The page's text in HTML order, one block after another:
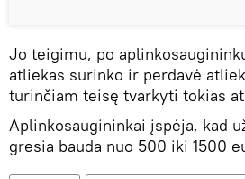
Jo teigimu, po
atliekas surinko ir perdavė
turinčiam teisę tvarkyti tokias
Aplinkosaugininkai įspėja, kad
gresia bauda nuo 500 iki 1500